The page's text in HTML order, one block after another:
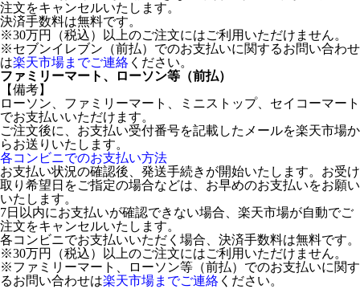
注文をキャンセルいたします。
決済手数料は無料です。
※30万円（税込）以上のご注文にはご利用いただけません。
※セブンイレブン（前払）でのお支払いに関するお問い合わせ
は楽天市場までご連絡 ください。
ファミリーマート、ローソン等（前払）
【備考】
ローソン、ファミリーマート、ミニストップ、セイコーマート
でお支払いいただけます。
ご注文後に、お支払い受付番号を記載したメールを楽天市場か
らお送りいたします。
各コンビニでのお支払い方法
お支払い状況の確認後、発送手続きが開始いたします。お受け
取り希望日をご指定の場合などは、お早めのお支払いをお願い
いたします。
7日以内にお支払いが確認できない場合、楽天市場が自動でご
注文をキャンセルいたします。
各コンビニでお支払いいただく場合、決済手数料は無料です。
※30万円（税込）以上のご注文にはご利用いただけません。
※ファミリーマート、ローソン等（前払）でのお支払いに関す
るお問い合わせは楽天市場までご連絡 ください。